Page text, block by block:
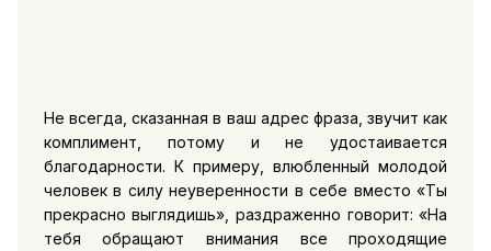
Не всегда, сказанная в ваш адрес фраза, звучит как
комплимент, потому и не удостаивается
благодарности. К примеру, влюбленный молодой
человек в силу неуверенности в себе вместо «Ты
прекрасно выглядишь», раздраженно говорит: «На
тебя обращают внимания все проходящие